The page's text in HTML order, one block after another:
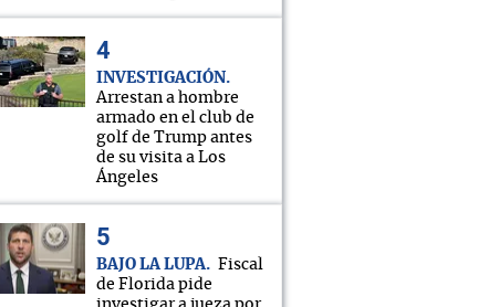
INVESTIGACIÓN
Arrestan a hombre
armado en el club de
golf de Trump antes
de su visita a Los
Ángeles
BAJO LA LUPA
Fiscal
de Florida pide